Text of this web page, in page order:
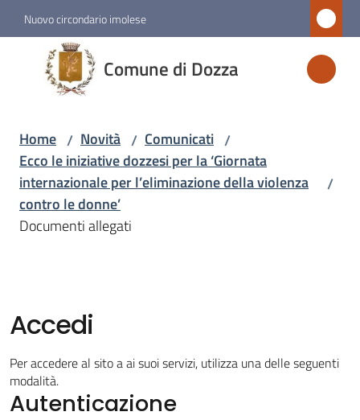
Vai al contenuto
Vai alla navigazione
Vai al footer
Nuovo circondario imolese
Comune di Dozza
Comune
di
Dozza
Amministrazione
Novità
Menu selezionato
Vivere
Dozza
Home / Novità / Comunicati /
Ecco le iniziative dozzesi per la ‘Giornata
internazionale per l’eliminazione della violenza
contro le donne’
/
Documenti allegati
Accedi
Per accedere al sito a ai suoi servizi, utilizza una delle seguenti
modalità.
Autenticazione